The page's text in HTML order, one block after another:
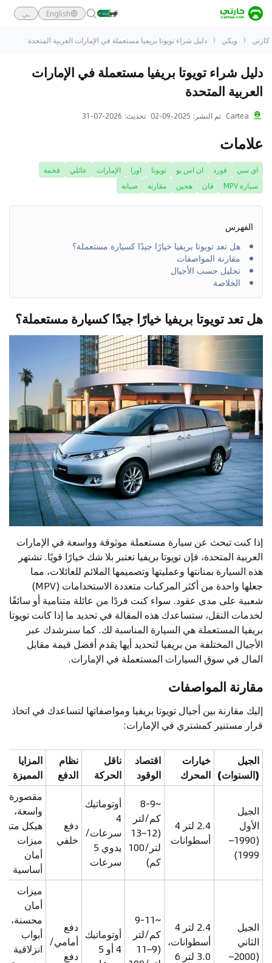
English ـي
كارتي ويكي دليل شراء تويوتا بريفيا مستعملة في الإمارات العربية المتحدة
دليل شراء تويوتا بريفيا مستعملة في الإمارات
العربية المتحدة
Cartea تم النشر :
2025-09-02 تحديث:
2026-07-31
علامات
اي سي فورد ان اس يو تويوتا اورا الإمارات عائلي
فخمة
سيارة MPV
فان هجين مقارنة صيانة
الفهرس
هل تعد تويوتا بريفيا خيارًا جيدًا كسيارة مستعملة؟
مقارنة المواصفات
تحليل حسب الأجيال
الخلاصة
هل تعد تويوتا بريفيا خيارًا جيدًا كسيارة مستعملة؟
إذا كنت تبحث عن سيارة مستعملة موثوقة وواسعة في الإمارات
العربية المتحدة، فإن تويوتا بريفيا تعتبر بلا شك خيارًا قويًا. تشتهر
هذه السيارة بمتانتها وعمليتها وتصميمها الملائم للعائلات، مما
جعلها واحدة من أكثر المركبات متعددة الاستخدامات (MPV)
شعبية على مدى عقود. سواء كنت فردًا من عائلة متنامية أو سائقًا
لخدمات النقل، ستساعدك هذه المقالة في تحديد ما إذا كانت تويوتا
بريفيا المستعملة هي السيارة المناسبة لك. كما سنرشدك عبر
الأجيال المختلفة من بريفيا لتحديد أيها يقدم أفضل قيمة مقابل
المال في سوق السيارات المستعملة في الإمارات.
مقارنة المواصفات
إليك مقارنة بين أجيال تويوتا بريفيا ومواصفاتها لتساعدك في اتخاذ
قرار مستنير كمشتري في الإمارات:
الجيل
(السنوات)
خيارات
المحرك
اقتصاد
الوقود
ناقل
الحركة
نظام
الدفع
المزايا
المميزة
الجيل
الأول
(1990–
1999)
2.4 لتر 4
أسطوانات
~8-9
كم/لتر
(12–13
لتر/100
كم)
أوتوماتيك
4
سرعات/
يدوي 5
سرعات
دفع
خلفي
مقصورة
واسعة،
هيكل
ميزات
أمان
أساسية
الجيل
الثاني
(2000–
2.4 لتر 4
أسطوانات،
3.0 لتر 6
~9-11
كم/لتر
(9–11
أوتوماتيك
4 أو 5
دفع
أمامي/
دفع
ميزات
أمان
محسنة،
أبواب
انزلاقية